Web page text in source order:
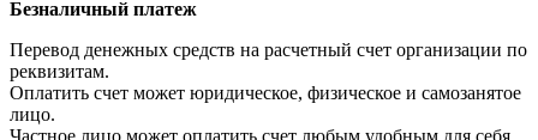
Безналичный платеж
Перевод денежных средств на расчетный счет организации по
реквизитам.
Оплатить счет может юридическое, физическое и самозанятое
лицо.
Частное лицо может оплатить счет любым удобным для себя